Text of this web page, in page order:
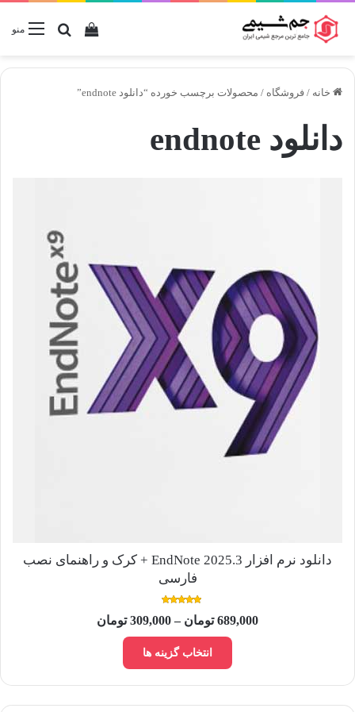
منوجستجو
دیدن سبد خرید
خانه / فروشگاه / محصولات برچسب خورده “دانلود endnote”
دانلود endnote
دانلود نرم افزار EndNote 2025.3 + کرک و راهنمای نصب
فارسی
4.50
از 5
689,000 تومان –
309,000 تومان
689,000 تومان
انتخاب گزینه ها
این